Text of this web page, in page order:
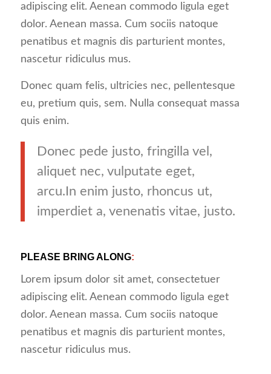
adipiscing elit. Aenean commodo ligula eget
dolor. Aenean massa. Cum sociis natoque
penatibus et magnis dis parturient montes,
nascetur ridiculus mus.
Donec quam felis, ultricies nec, pellentesque
eu, pretium quis, sem. Nulla consequat massa
quis enim.
Donec pede justo, fringilla vel,
aliquet nec, vulputate eget,
arcu.In enim justo, rhoncus ut,
imperdiet a, venenatis vitae, justo.
PLEASE BRING ALONG:
Lorem ipsum dolor sit amet, consectetuer
adipiscing elit. Aenean commodo ligula eget
dolor. Aenean massa. Cum sociis natoque
penatibus et magnis dis parturient montes,
nascetur ridiculus mus.